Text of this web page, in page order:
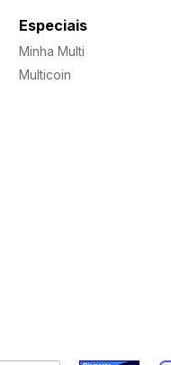
Especiais
Minha Multi
Multicoin